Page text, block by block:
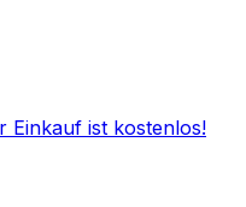
Einkauf ist kostenlos!